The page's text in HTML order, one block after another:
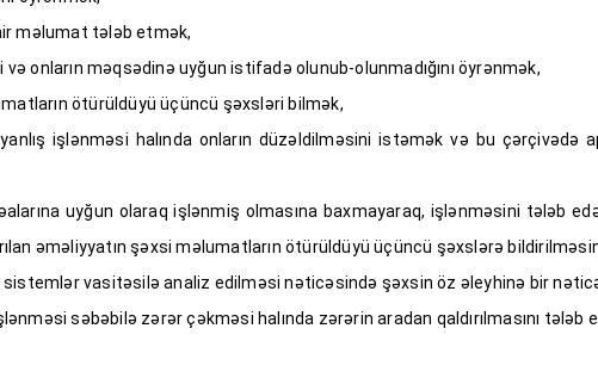
məlumat tələb etmək,
onların məqsədinə uyğun istifadə olunub-olunmadığını öyrənmək,
ötürüldüyü üçüncü şəxsləri bilmək,
işlənməsi halında onların düzəldilməsini istəmək və bu
uyğun olaraq işlənmiş olmasına baxmayaraq, işlənməsini tələb
əməliyyatın şəxsi məlumatların ötürüldüyü üçüncü şəxslərə
sistemlər vasitəsilə analiz edilməsi nəticəsində şəxsin öz əleyhinə bir
səbəbilə zərər çəkməsi halında zərərin aradan qaldırılmasını tələb